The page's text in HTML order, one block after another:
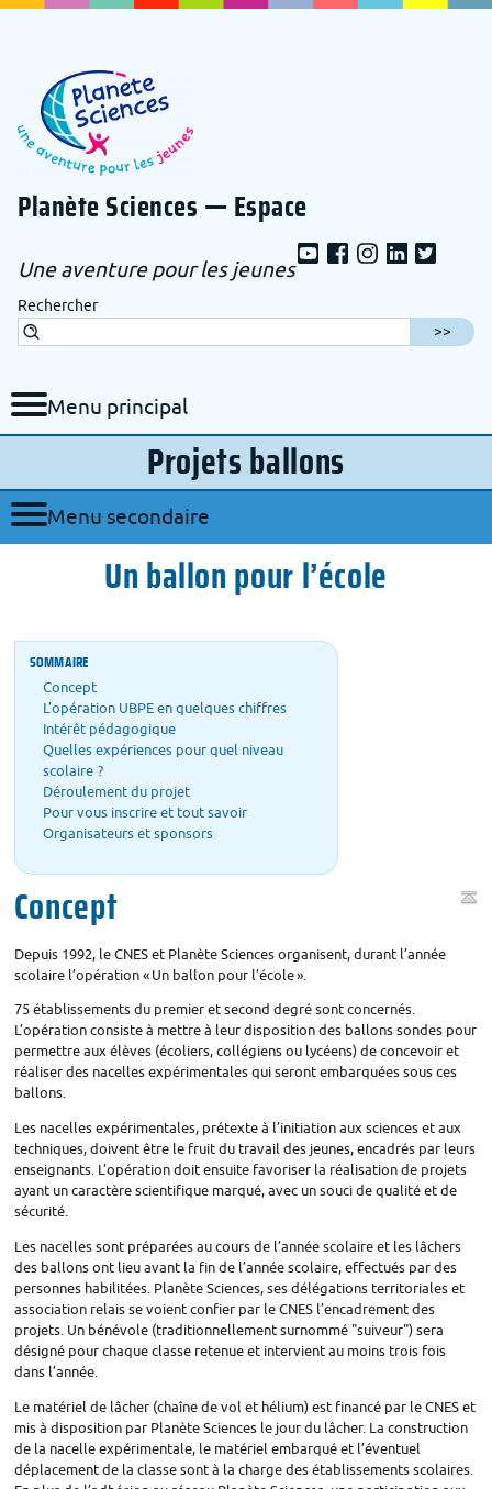
Aller au contenu de la page
Aller au formulaire de recherche
Planète Sciences — Espace
Une aventure pour les jeunes
Rechercher
Menu principal
Projets ballons
Menu secondaire
Un ballon pour l’école
SOMMAIRE
Concept
L’opération UBPEen quelques chiffres
Intérêt pédagogique
Quelles expériences pour quel niveau
scolaire ?
Déroulement du projet
Pour vous inscrire et tout savoir
Organisateurs et sponsors
Concept
Depuis 1992, leCNESet Planète Sciences organisent, durant l’année
scolaire l’opération « Un ballon pour l’école».
75 établissements du premier et second degré sont concernés.
L’opération consiste à mettre à leur disposition des ballons sondes pour
permettre aux élèves (écoliers, collégiens ou lycéens) de concevoir et
réaliser des nacelles expérimentales qui seront embarquées sous ces
ballons.
Les nacelles expérimentales, prétexte à l’initiation aux sciences et aux
techniques, doivent être le fruit du travail des jeunes, encadrés par leurs
enseignants. L’opération doit ensuite favoriser la réalisation de projets
ayant un caractère scientifique marqué, avec un souci de qualité et de
sécurité.
Les nacelles sont préparées au cours de l’année scolaire et les lâchers
des ballons ont lieu avant la fin de l’année scolaire, effectués par des
personnes habilitées. Planète Sciences, ses délégations territoriales et
association relais se voient confier par leCNESl’encadrement des
projets. Un bénévole (traditionnellement surnommé "suiveur") sera
désigné pour chaque classe retenue et intervient au moins trois fois
dans l’année.
Le matériel de lâcher (chaîne de vol et hélium) est financé par leCNESet
mis à disposition par Planète Sciences le jour du lâcher. La construction
de la nacelle expérimentale, le matériel embarqué et l’éventuel
déplacement de la classe sont à la charge des établissements scolaires.